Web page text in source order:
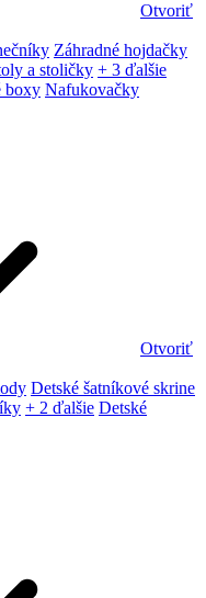
Otvoriť
Záhradné hojdačky
a stoličky + 3 ďalšie
boxy Nafukovačky
Otvoriť
Detské šatníkové skrine
+ 2 ďalšie Detské